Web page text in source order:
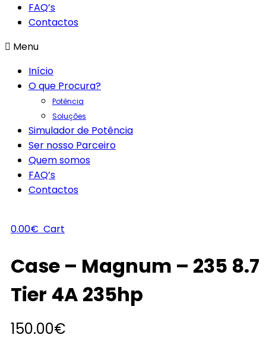
FAQ’s
Contactos
Menu
Início
O que Procura?
Potência
Soluções
Simulador de Potência
Ser nosso Parceiro
Quem somos
FAQ’s
Contactos
0.00€ Cart
Case – Magnum – 235 8.7
Tier 4A 235hp
150.00€